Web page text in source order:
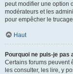
peut modifier une option
modérateurs et les
pour empêcher le
Haut
Pourquoi ne puis-je pas
Certains forums peuvent
les consulter, les lire, y